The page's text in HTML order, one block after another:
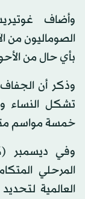
وأضاف
الصوماليون من
بأي حال من
خمسة مواسم
وفي ديسمبر
المرحلي
العالمية